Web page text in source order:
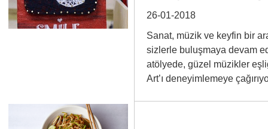
26-01-2018
Sanat, müzik ve keyfin bir
sizlerle buluşmaya devam
atölyede, güzel müzikler
Art’ı deneyimlemeye